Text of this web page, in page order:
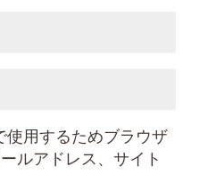
使用するためブラウザ
ルアドレス、サイト